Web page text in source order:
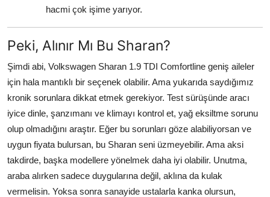
hacmi çok işime yarıyor.
Peki, Alınır Mı Bu Sharan?
Şimdi abi, Volkswagen Sharan 1.9 TDI Comfortline geniş aileler
için hala mantıklı bir seçenek olabilir. Ama yukarıda saydığımız
kronik sorunlara dikkat etmek gerekiyor. Test sürüşünde aracı
iyice dinle, şanzımanı ve klimayı kontrol et, yağ eksiltme sorunu
olup olmadığını araştır. Eğer bu sorunları göze alabiliyorsan ve
uygun fiyata bulursan, bu Sharan seni üzmeyebilir. Ama aksi
takdirde, başka modellere yönelmek daha iyi olabilir. Unutma,
araba alırken sadece duygularına değil, aklına da kulak
vermelisin. Yoksa sonra sanayide ustalarla kanka olursun,